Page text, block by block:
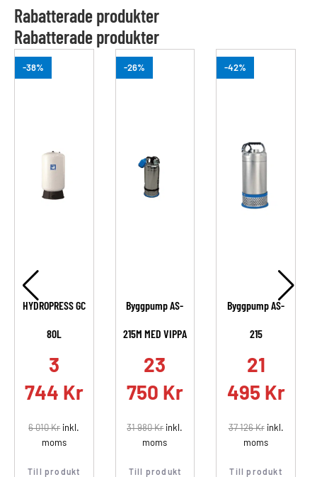
Rabatterade produkter
Rabatterade produkter
-38%
HYDROPRESS GC
80L
3
744 Kr
6 010Krinkl.
moms
Till produkt
-26%
Byggpump AS-
215M MED VIPPA
23
750 Kr
31 980Krinkl.
moms
Till produkt
-42%
Byggpump AS-
215
21
495 Kr
37 126Krinkl.
moms
Till produkt